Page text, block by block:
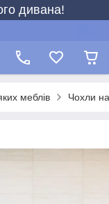
дивана!
меблів Чохли на